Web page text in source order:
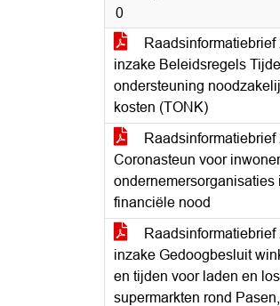
0
Raadsinformatiebrief
inzake Beleidsregels
ondersteuning
kosten (TONK)
Raadsinformatiebrief
Coronasteun voor
ondernemersorganisaties
financiële nood
Raadsinformatiebrief
inzake Gedoogbesluit
en tijden voor laden en
supermarkten rond Pasen,